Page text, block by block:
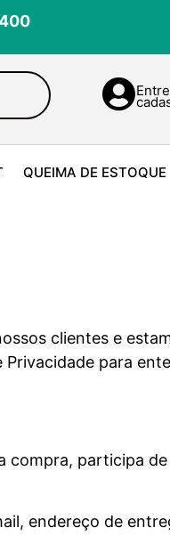
QUEIMA DE ESTOQUE
clientes e
para
compra, participa
endereço de